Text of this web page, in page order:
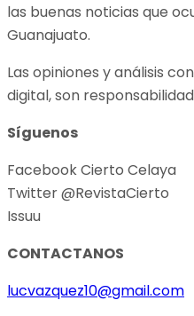
las buenas noticias que
Guanajuato.
Las opiniones y análisis
digital, son
Síguenos
Facebook Cierto Celaya
Twitter @RevistaCierto
Issuu
CONTACTANOS
lucvazquez10@gmail.com